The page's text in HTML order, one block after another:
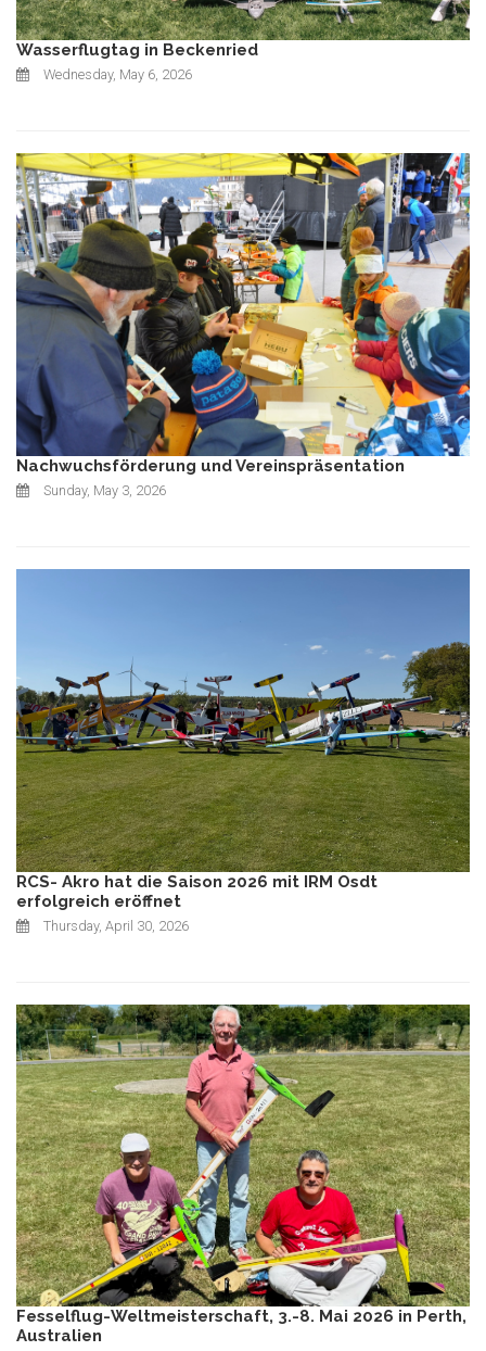
Wasserflugtag in Beckenried
Wednesday, May 6, 2026
Nachwuchsförderung und Vereinspräsentation
Sunday, May 3, 2026
RCS- Akro hat die Saison 2026 mit IRM Osdt
erfolgreich eröffnet
Thursday, April 30, 2026
Fesselflug-Weltmeisterschaft, 3.-8. Mai 2026 in Perth,
Australien